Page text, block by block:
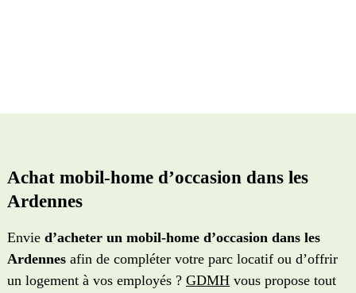
Achat mobil-home d’occasion dans les
Ardennes
Envie d’acheter un mobil-home d’occasion dans les
Ardennes afin de compléter votre parc locatif ou d’offrir
un logement à vos employés ? GDMH vous propose tout